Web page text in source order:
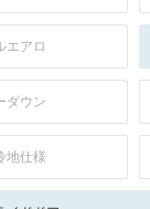
エアロ
ダウン
地仕様